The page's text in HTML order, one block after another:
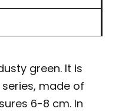
green. It is
made of
6-8 cm. In